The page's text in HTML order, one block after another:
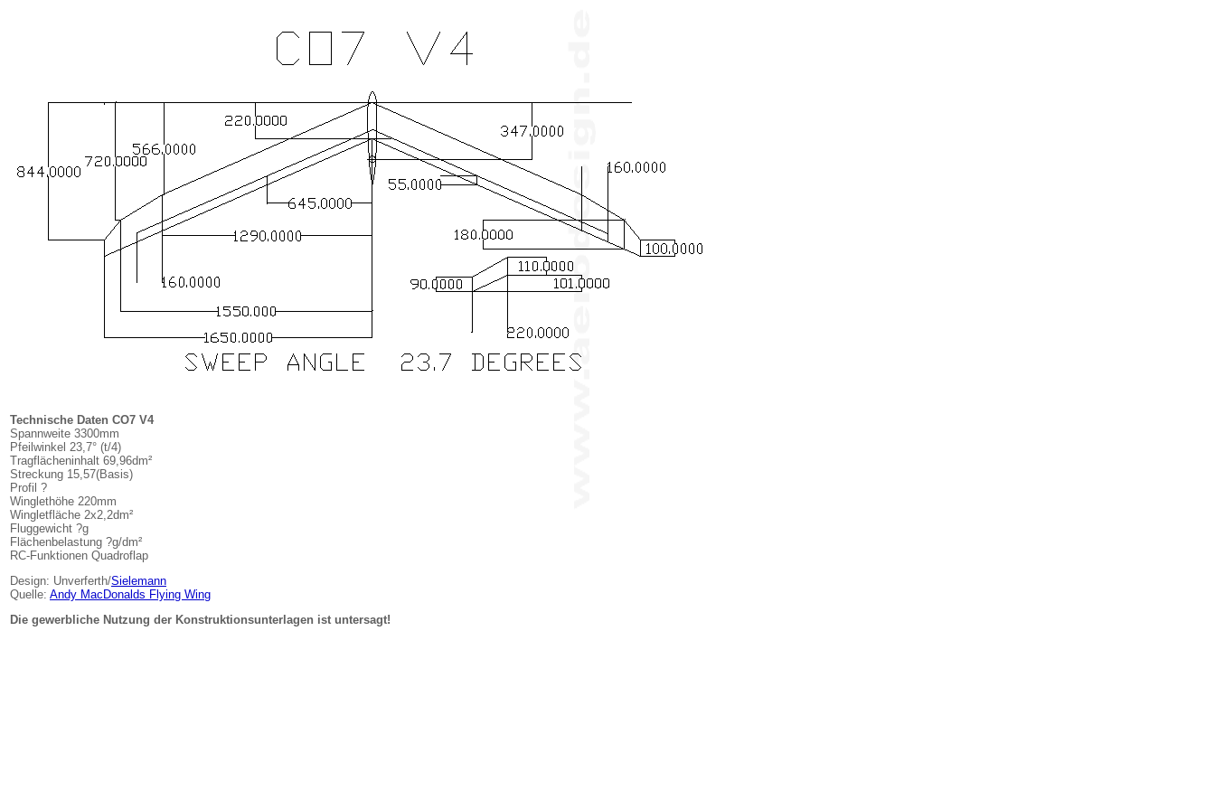
Technische Daten CO7 V4
Spannweite 3300mm
Pfeilwinkel 23,7° (t/4)
Tragflächeninhalt 69,96dm²
Streckung 15,57(Basis)
Profil ?
Winglethöhe 220mm
Wingletfläche 2x2,2dm²
Fluggewicht ?g
Flächenbelastung ?g/dm²
RC-Funktionen Quadroflap
Design: Unverferth/Sielemann
Quelle: Andy MacDonalds Flying Wing
Die gewerbliche Nutzung der Konstruktionsunterlagen ist untersagt!